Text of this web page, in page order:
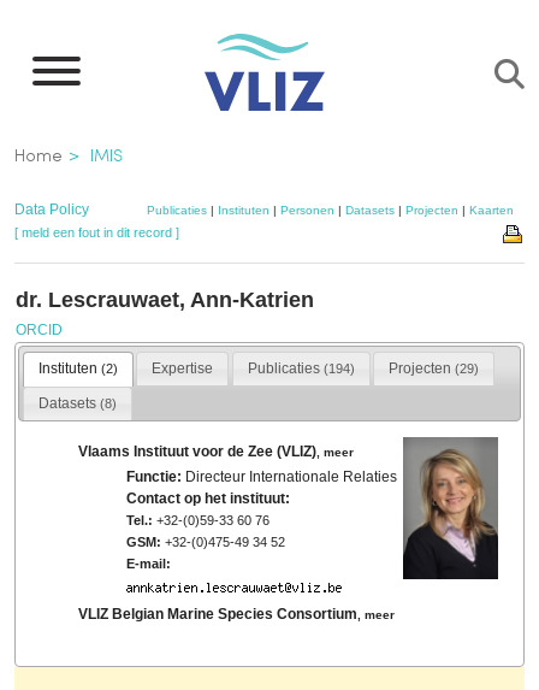
naar
inhoud
gaan
Kruimelpad
Home IMIS
Data Policy Publicaties| Instituten | Personen | Datasets| Projecten | Kaarten
[ meld een fout in dit record ]
dr. Lescrauwaet, Ann-Katrien
ORCID
Instituten (2) Expertise Publicaties (194) Projecten (29)
Datasets (8)
Vlaams Instituut voor de Zee (VLIZ) ,meer
Functie: Directeur Internationale Relaties
Contact op het instituut:
Tel.: +32-(0)59-33 60 76
GSM: +32-(0)475-49 34 52
E-mail:
VLIZ Belgian Marine Species Consortium ,meer